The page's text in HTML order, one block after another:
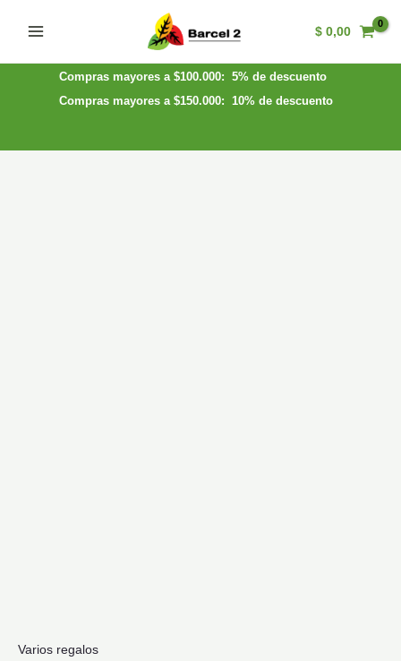
Menu
$ 0,00
Compras mayores a $100.000: 5% de descuento
Compras mayores a $150.000: 10% de descuento
Varios regalos